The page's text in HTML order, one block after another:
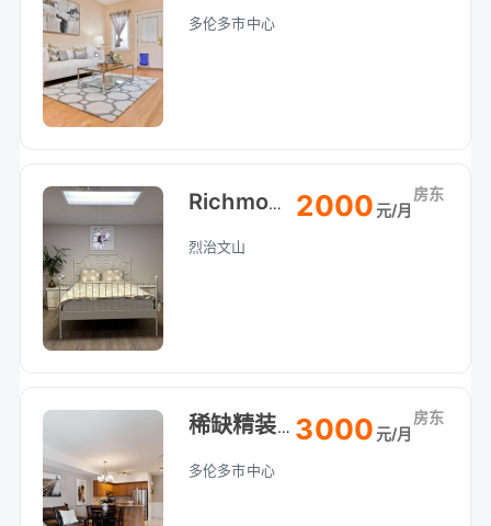
多伦多市中心
Richmond Hill | Yonge & Elgin Mills 独立屋2房1厅整层出租
烈治文山
2000元/月
房东
稀缺精装小户
多伦多市中心
3000元/月
房东